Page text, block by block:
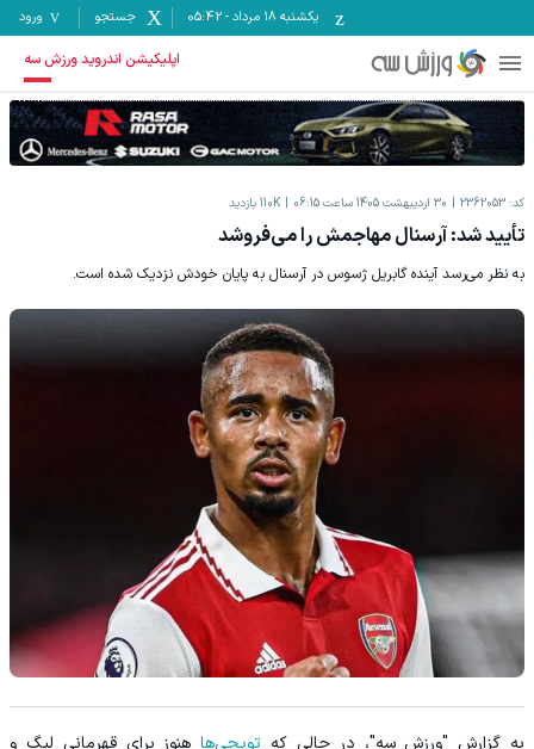
یکشنبه ۱۸ مرداد -
05:42 جستجو ورود
اپلیکیشن اندروید ورزش سه
کد: 2362053 30 اردیبهشت 1405 ساعت 06:15 110K بازدید
تأیید شد: آرسنال مهاجمش را می‌فروشد
به نظر می‌رسد آینده گابریل ژسوس در آرسنال به پایان خودش نزدیک شده است.
به گزارش "ورزش سه"، در حالی که توپچی‌هاهنوز برای قهرمانی لیگ و